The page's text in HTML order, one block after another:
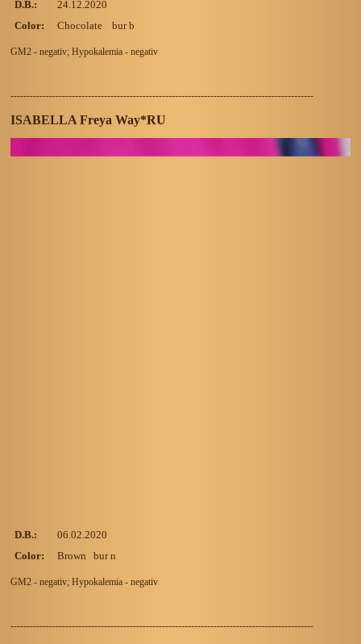
D.B.:
24.12.2020
Color:
Chocolate bur b
GM2 - negativ; Hypokalemia - negativ
----------------------------------------------------------------------------------------------
ISABELLA Freya Way*RU
D.B.:
06.02.2020
Color:
Brown bur n
GM2 - negativ; Hypokalemia - negativ
----------------------------------------------------------------------------------------------